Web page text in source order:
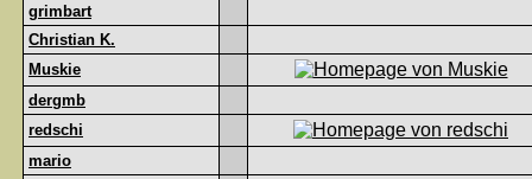
grimbart
Christian K.
Muskie
dergmb
redschi
mario